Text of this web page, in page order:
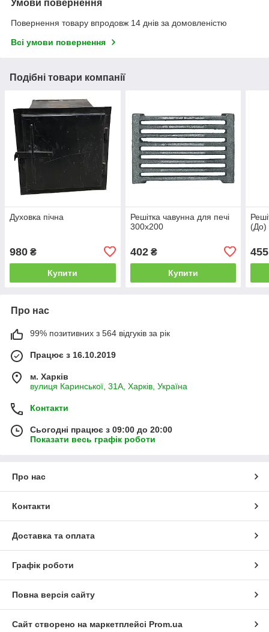
Умови повернення
Повернення товару впродовж 14 днів за домовленістю
Всі умови повернення
Подібні товари компанії
Духовка пічна
980 ₴
Купити
Решітка чавунна для печі
300х200
402₴
Купити
(До)
455
Про нас
99% позитивних з 564 відгуків за рік
Працює з 16.10.2019
м. Харків
вулиця Каринської, 31А, Харків, Україна
Контакти
Сьогодні працює з 09:00 до 20:00
Показати весь графік роботи
Про нас
Контакти
Доставка та оплата
Графік роботи
Повна версія сайту
Сайт створено на маркетплейсі Prom.ua